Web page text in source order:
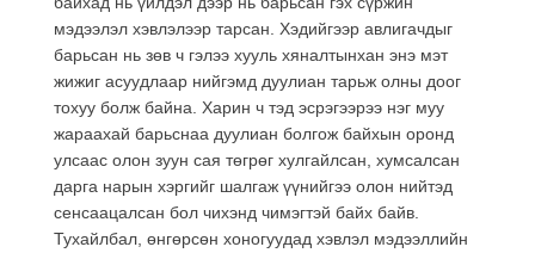
мэдээлэл хэвлэлээр тарсан. Хэдийгээр авлигачдыг
барьсан нь зөв ч гэлээ хууль хяналтынхан энэ мэт
жижиг асуудлаар нийгэмд дуулиан тарьж олны доог
тохуу болж байна. Харин ч тэд эсрэгээрээ нэг муу
жараахай барьснаа дуулиан болгож байхын оронд
улсаас олон зуун сая төгрөг хулгайлсан, хумсалсан
дарга нарын хэргийг шалгаж үүнийгээ олон нийтэд
сенсаацалсан бол чихэнд чимэгтэй байх байв.
Тухайлбал, өнгөрсөн хоногуудад хэвлэл мэдээллийн